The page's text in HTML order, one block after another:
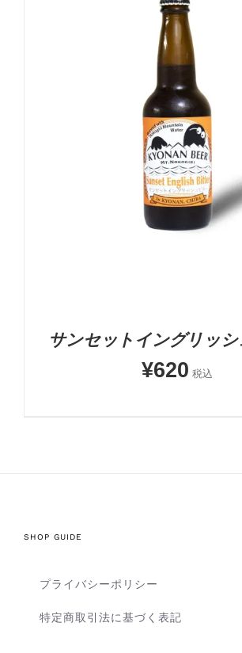
お買い物カゴに追加
詳細
サンセットイングリッ
¥620 税込
SHOP GUIDE
プライバシーポリシー
特定商取引法に基づく表記